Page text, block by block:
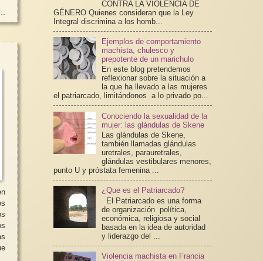
CONTRA LA VIOLENCIA DE
GÉNERO Quienes consideran que la Ley
Integral discrimina a los homb...
Ejemplos de comportamiento
machista, chulesco y
prepotente de un marichulo
En este blog pretendemos
reflexionar sobre la situación a
la que ha llevado a las mujeres
el patriarcado, limitándonos a lo privado po...
Conociendo la sexualidad de la
mujer: las glándulas de Skene
Las glándulas de Skene,
también llamadas glándulas
uretrales, parauretrales,
glándulas vestibulares menores,
punto U y próstata femenina ...
¿Que es el Patriarcado?
El Patriarcado es una forma
de organización política,
económica, religiosa y social
basada en la idea de autoridad
y liderazgo del ...
Violencia machista en Francia